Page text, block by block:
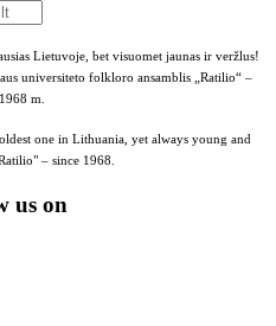
Lietuvoje, bet visuomet jaunas ir veržlus!
universiteto folkloro ansamblis „Ratilio“ –
m.
one in Lithuania, yet always young and
– since 1968.
us on